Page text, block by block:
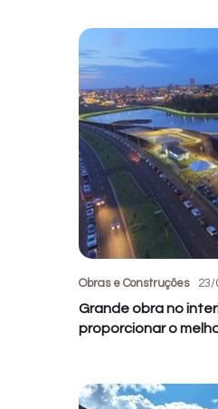
Obras e Construções 23/
Grande obra no
proporcionar o